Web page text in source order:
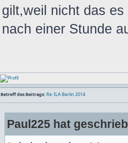
gilt,weil nicht das
nach einer Stunde
Betreff des Beitrags: Re: ILA Berlin 2014
Paul225 hat